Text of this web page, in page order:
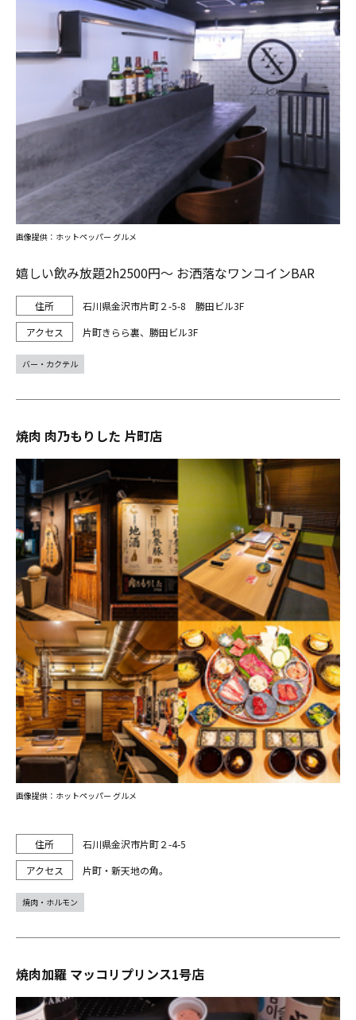
嬉しい飲み放題2h2500円～ お洒落なワンコインBAR
石川県金沢市片町２-5-8 勝田ビル3F
片町きらら裏、勝田ビル3F
画像提供：ホットペッパー グルメ
バー・カクテル
焼肉 肉乃もりした 片町店
石川県金沢市片町２-4-5
片町・新天地の角。
画像提供：ホットペッパー グルメ
焼肉・ホルモン
焼肉加羅 マッコリプリンス1号店